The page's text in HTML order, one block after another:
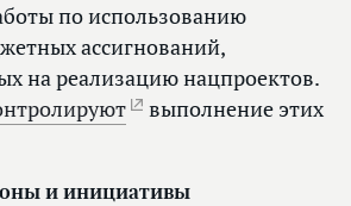
по использованию
ассигнований,
на реализацию нацпроектов.
выполнение этих
и инициативы